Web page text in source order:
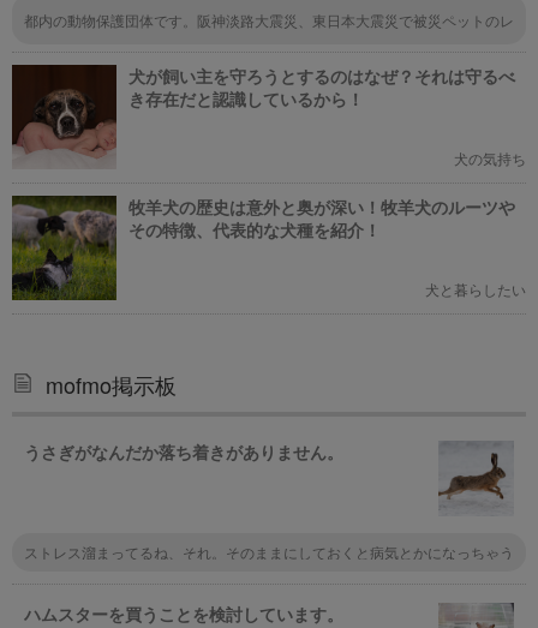
都内の動物保護団体です。阪神淡路大震災、東日本大震災で被災ペットのレ
すが、肉球か脚か指または爪つけ根に炎症か何かが刺さっているか、先天的
か後天的にある部分が痛く触られるのを嫌がっているのかも知れません。ま
ずはレントゲンなど診察をおすすめします。異常がなければ、脚を拭く前に
必ず優しく声を掛け作業中も掛け続けます。 缶詰の汁を少量つけたバスタ
オル（鼻付近に臭うように）などで頭を覆い視界を遮る、拭く際は正面に座
して、脚を少し持ち上げ予告し、足首を絶対にねじらず、横にではなく指先
方向の一方へのみ優しく拭く。心配でしたら背後からバスタオルの端をふん
わりと誰かが持ち顔が出ない処置をして下さい。アルコールを含むウェット
ティシュは使わないで下さい。専用タオルを用意し清潔に維持して下さい。
足首をねじるとどの犬も嫌がります。以前、拭いた時に痛い記憶があるのか
も知れません。人間の関節とは違いますので歩けなくなる場合もあります。
充分に注意して下さい。 終わったら、大げさに褒めてメリハリをつけ、お
やつを与えて下さい。報酬があれば、次第に学習します。バスタオルを嫌が
犬が飼い主を守ろうとするのはなぜ？それは守るべ
き存在だと認識しているから！
犬の気持ち
牧羊犬の歴史は意外と奥が深い！牧羊犬のルーツや
その特徴、代表的な犬種を紹介！
犬と暮らしたい
mofmo掲示板
うさぎがなんだか落ち着きがありません。
ストレス溜まってるね、それ。そのままにしておくと病気とかになっちゃう
ハムスターを買うことを検討しています。